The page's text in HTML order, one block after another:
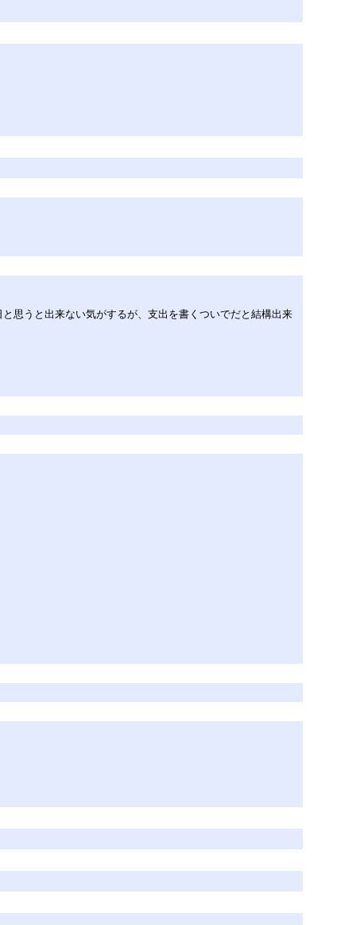
思うと出来ない気がするが、支出を書くついでだと結構出来